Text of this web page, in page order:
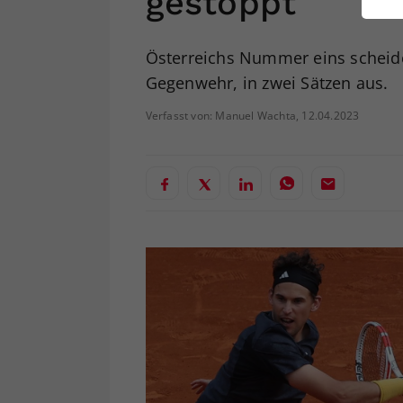
Österreichs Nummer eins
Gegenwehr, in zwei Sätzen aus.
Verfasst von: Manuel Wachta, 12.04.2023